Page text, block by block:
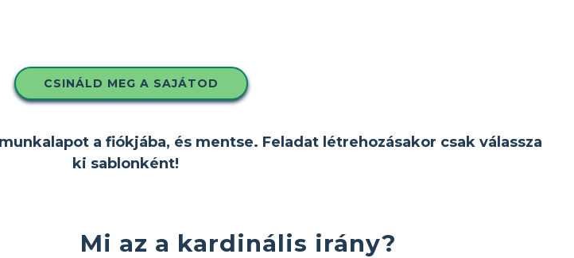
CSINÁLD MEG A SAJÁTOD
a fiókjába, és mentse. Feladat létrehozásakor csak válassza
ki sablonként!
Mi az a kardinális irány?